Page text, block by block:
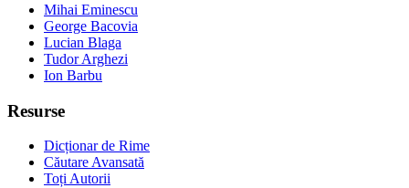
Mihai Eminescu
George Bacovia
Lucian Blaga
Tudor Arghezi
Ion Barbu
Resurse
Dicționar de Rime
Căutare Avansată
Toți Autorii